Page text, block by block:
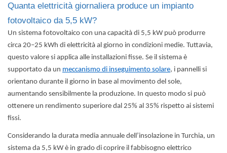
Quanta elettricità giornaliera produce un impianto
fotovoltaico da 5,5 kW?
Un sistema fotovoltaico con una capacità di 5,5 kW può produrre
circa 20–25 kWh di elettricità al giorno in condizioni medie. Tuttavia,
questo valore si applica alle installazioni fisse. Se il sistema è
supportato da un meccanismo di inseguimento solare, i pannelli si
orientano durante il giorno in base al movimento del sole,
aumentando sensibilmente la produzione. In questo modo si può
ottenere un rendimento superiore dal 25% al 35% rispetto ai sistemi
fissi.
Considerando la durata media annuale dell’insolazione in Turchia, un
sistema da 5,5 kW è in grado di coprire il fabbisogno elettrico